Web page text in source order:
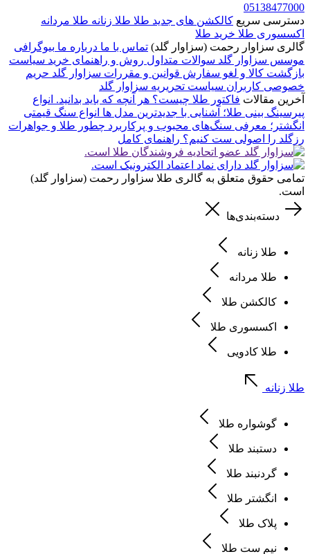
05138477000
دسترسی سریع کالکشن های جدید طلا طلا زنانه طلا مردانه
اکسسوری طلا خرید طلا
گالری سزاوار رحمت (سزاوار گلد) تماس با ما درباره ما بیوگرافی
موسس سزاوار گلد سوالات متداول روش و راهنمای خرید سیاست
بازگشت کالا و لغو سفارش قوانین و مقررات سزاوار گلد حریم
خصوصی کاربران سیاست تحریریه سزاوار گلد
آخرین مقالات فاکتور طلا چیست؟ هر آنچه که باید بدانید. انواع
پیرسینگ بینی طلا؛ آشنایی با جدیدترین مدل ها انواع سنگ قیمتی
انگشتر؛ معرفی سنگ‌های محبوب و پرکاربرد چطور طلا و جواهرات
رزگلد را اصولی ست کنیم؟ راهنمای کامل
تمامی حقوق متعلق به گالری طلا سزاوار رحمت (سزاوار گلد)
است.
دسته‌بندی‌ها
طلا زنانه
طلا مردانه
کالکشن طلا
اکسسوری طلا
طلا کادویی
طلا زنانه
گوشواره طلا
دستبند طلا
گردنبند طلا
انگشتر طلا
پلاک طلا
نیم ست طلا